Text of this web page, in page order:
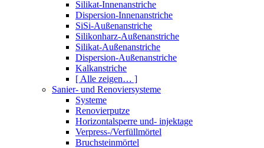
Silikat-Innenanstriche
Dispersion-Innenanstriche
SiSi-Außenanstriche
Silikonharz-Außenanstriche
Silikat-Außenanstriche
Dispersion-Außenanstriche
Kalkanstriche
[ Alle zeigen… ]
Sanier- und Renoviersysteme
Systeme
Renovierputze
Horizontalsperre und- injektage
Verpress-/Verfüllmörtel
Bruchsteinmörtel